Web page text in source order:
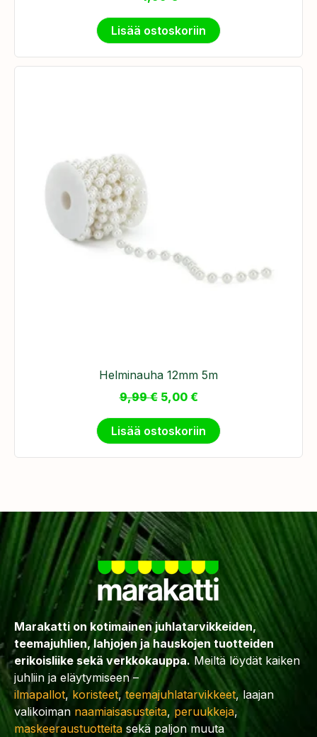
Lisää ostoskoriin
Helminauha 12mm 5m
9,99€ 5,00 €
Lisää ostoskoriin
Marakatti on kotimainen juhlatarvikkeiden,
teemajuhlien, lahjojen ja hauskojen tuotteiden
erikoisliike sekä verkkokauppa. Meiltä löydät kaiken
juhliin ja eläytymiseen –
ilmapallot, koristeet,teemajuhlatarvikkeet, laajan
valikoiman naamiaisasusteita, peruukkeja,
maskeeraustuotteita sekä paljon muuta